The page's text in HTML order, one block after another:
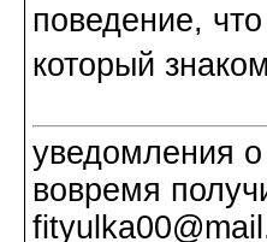
поведение,
который
уведомления
вовремя